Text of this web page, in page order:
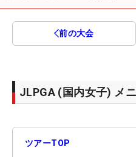
前の大会
JLPGA (国内女子) メ
ツアーTOP